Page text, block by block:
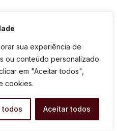
sua experiência de
ou conteúdo personalizado
em "Aceitar todos",
cookies.
todos Aceitar todos